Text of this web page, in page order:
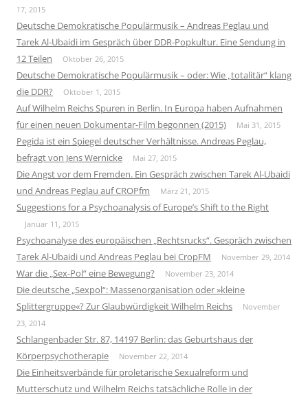
17, 2015
Deutsche Demokratische Populärmusik – Andreas Peglau und
Tarek Al-Ubaidi im Gespräch über DDR-Popkultur. Eine Sendung in
12 Teilen
Oktober 26, 2015
Deutsche Demokratische Populärmusik – oder: Wie „totalitär“ klang
die DDR?
Oktober 1, 2015
Auf Wilhelm Reichs Spuren in Berlin. In Europa haben Aufnahmen
für einen neuen Dokumentar-Film begonnen (2015)
Mai 31, 2015
Pegida ist ein Spiegel deutscher Verhältnisse. Andreas Peglau,
befragt von Jens Wernicke
Mai 27, 2015
Die Angst vor dem Fremden. Ein Gespräch zwischen Tarek Al-Ubaidi
und Andreas Peglau auf CROPfm
März 21, 2015
Suggestions for a Psychoanalysis of Europe’s Shift to the Right
Januar 11, 2015
Psychoanalyse des europäischen „Rechtsrucks“. Gespräch zwischen
Tarek Al-Ubaidi und Andreas Peglau bei CropFM
November 29, 2014
War die „Sex-Pol“ eine Bewegung? November 23, 2014
Die deutsche „Sexpol“: Massenorganisation oder »kleine
Splittergruppe«? Zur Glaubwürdigkeit Wilhelm Reichs
November
23, 2014
Schlangenbader Str. 87, 14197 Berlin: das Geburtshaus der
Körperpsychotherapie
November 22, 2014
Die Einheitsverbände für proletarische Sexualreform und
Mutterschutz und Wilhelm Reichs tatsächliche Rolle in der